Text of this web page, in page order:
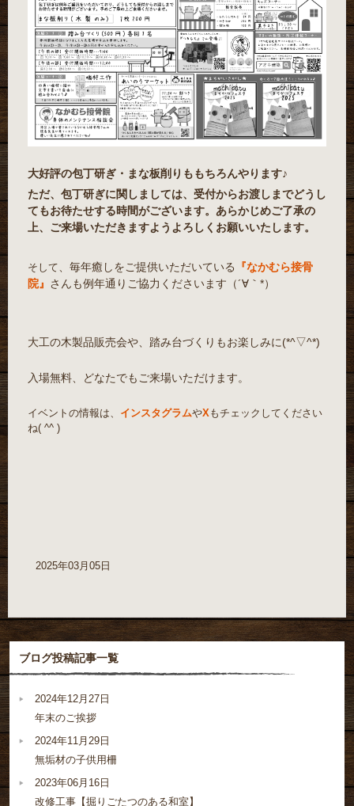
大好評の包丁研ぎ・まな板削りももちろんやります♪
ただ、包丁研ぎに関しましては、受付からお渡しまでどうし
てもお待たせする時間がございます。あらかじめご了承の
上、ご来場いただきますようよろしくお願いいたします。
そして 、毎年癒しをご提供いただいている
『なかむら接骨
院』
さんも例年通りご協力くださいます（´∀｀*）
大工の木製品販売会や、踏み台づくりもお楽しみに(*^▽^*)
入場無料、どなたでもご来場いただけます。
イベントの情報は、 インスタグラムやX もチェックしてください
ね( ^^ )
2025年03月05日
ブログ投稿記事一覧
2024年12月27日
年末のご挨拶
2024年11月29日
無垢材の子供用柵
2023年06月16日
改修工事【掘りごたつのある和室】